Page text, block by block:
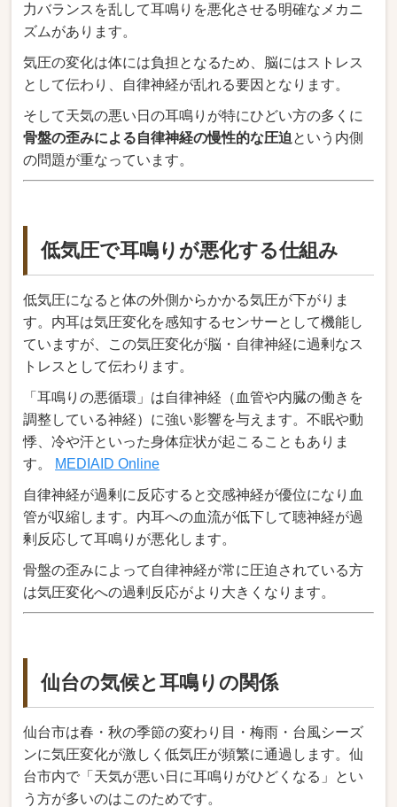
力バランスを乱して耳鳴りを悪化させる明確なメカニ
ズムがあります。
気圧の変化は体には負担となるため、脳にはストレス
として伝わり、自律神経が乱れる要因となります。
そして天気の悪い日の耳鳴りが特にひどい方の多くに
骨盤の歪みによる自律神経の慢性的な圧迫 という内側
の問題が重なっています。
低気圧で耳鳴りが悪化する仕組み
低気圧になると体の外側からかかる気圧が下がりま
す。内耳は気圧変化を感知するセンサーとして機能し
ていますが、この気圧変化が脳・自律神経に過剰なス
トレスとして伝わります。
「耳鳴りの悪循環」は自律神経（血管や内臓の働きを
調整している神経）に強い影響を与えます。不眠や動
悸、冷や汗といった身体症状が起こることもありま
す。
MEDIAID Online
自律神経が過剰に反応すると交感神経が優位になり血
管が収縮します。内耳への血流が低下して聴神経が過
剰反応して耳鳴りが悪化します。
骨盤の歪みによって自律神経が常に圧迫されている方
は気圧変化への過剰反応がより大きくなります。
仙台の気候と耳鳴りの関係
仙台市は春・秋の季節の変わり目・梅雨・台風シーズ
ンに気圧変化が激しく低気圧が頻繁に通過します。仙
台市内で「天気が悪い日に耳鳴りがひどくなる」とい
う方が多いのはこのためです。